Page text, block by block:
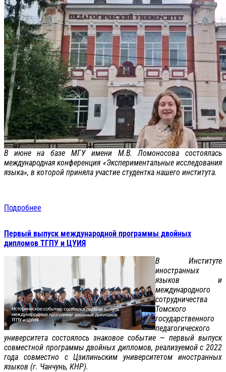
В июне на базе МГУ имени М.В. Ломоносова состоялась
международная конференция «Экспериментальные исследования
языка», в которой приняла участие студентка нашего института.
Подробнее
Первый выпуск международной программы двойных
дипломов ТГПУ и ЦУИЯ
В Институте
иностранных
языков и
международного
сотрудничества
Томского
государственного
педагогического
университета состоялось знаковое событие — первый выпуск
совместной программы двойных дипломов, реализуемой с 2022
года совместно с Цзилиньским университетом иностранных
языков (г. Чанчунь, КНР).